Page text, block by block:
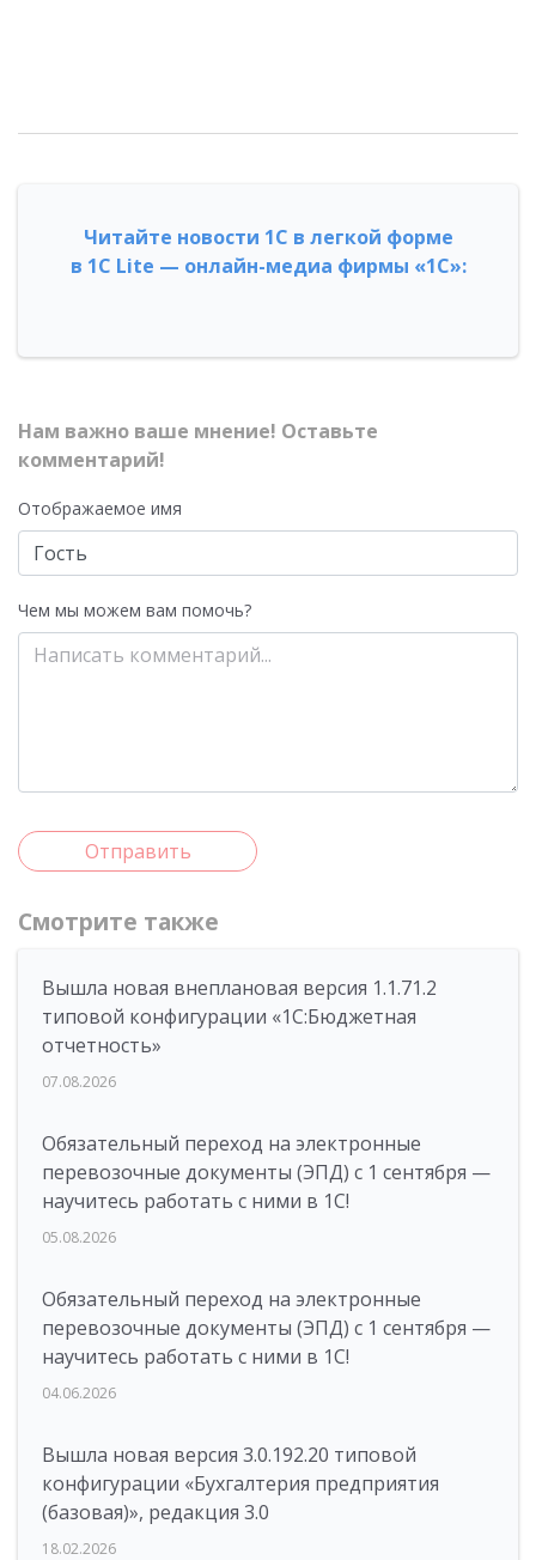
Читайте новости 1С в легкой форме
в 1С Lite — онлайн-медиа фирмы «1С»:
Нам важно ваше мнение! Оставьте
комментарий!
Отображаемое имя
Чем мы можем вам помочь?
Отправить
Смотрите также
Вышла новая внеплановая версия 1.1.71.2
типовой конфигурации «1C:Бюджетная
отчетность»
07.08.2026
Обязательный переход на электронные
перевозочные документы (ЭПД) с 1 сентября —
научитесь работать с ними в 1С!
05.08.2026
Обязательный переход на электронные
перевозочные документы (ЭПД) с 1 сентября —
научитесь работать с ними в 1С!
04.06.2026
Вышла новая версия 3.0.192.20 типовой
конфигурации «Бухгалтерия предприятия
(базовая)», редакция 3.0
18.02.2026